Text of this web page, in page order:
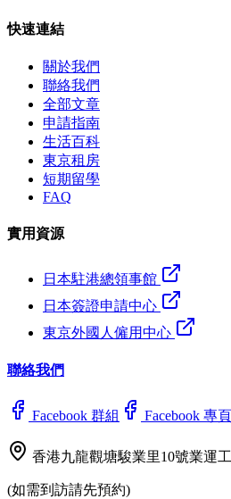
快速連結
關於我們
聯絡我們
全部文章
申請指南
生活百科
東京租房
短期留學
FAQ
實用資源
日本駐港總領事館
日本簽證申請中心
東京外國人僱用中心
聯絡我們
Facebook 群組 Facebook 專頁
香港九龍觀塘駿業里10號業運
(如需到訪請先預約)